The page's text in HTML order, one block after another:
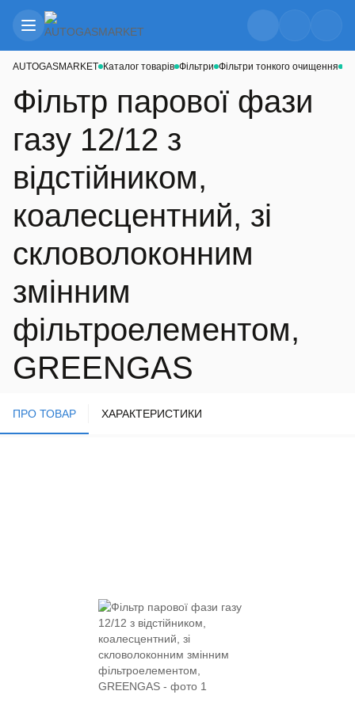
AUTOGASMARKET Каталог товарів Фільтри Фільтри тонкого очищення
Фільтр парової фази
газу 12/12 з
відстійником,
коалесцентний, зі
скловолоконним
змінним
фільтроелементом,
GREENGAS
ПРО ТОВАР ХАРАКТЕРИСТИКИ